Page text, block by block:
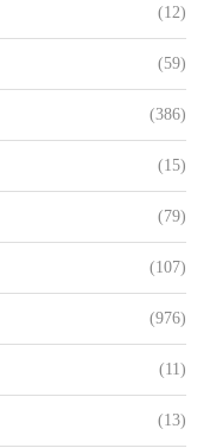
(12)
(59)
(386)
(15)
(79)
(107)
(976)
(11)
(13)